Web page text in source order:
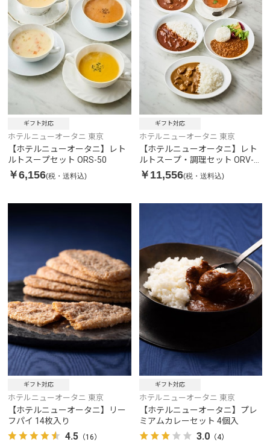
ギフト対応
ホテルニューオータニ 東京
【ホテルニューオータニ】レト
ルトスープセット ORS-50
￥6,156(税・送料込)
ギフト対応
ホテルニューオータニ 東京
【ホテルニューオータニ】レト
ルトスープ・調理セット ORV-
100
￥11,556(税・送料込)
ギフト対応
ホテルニューオータニ 東京
【ホテルニューオータニ】リー
フパイ 14枚入り
4.5 （16）
ギフト対応
ホテルニューオータニ 東京
【ホテルニューオータニ】プレ
ミアムカレーセット 4個入
3.0（4）